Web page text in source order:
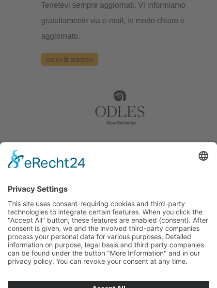
Tenetevi sempre aggiornati. Vi informiamo
gratuitamente via e-mail, in modo chiaro e
aggiornato.
Iscriviti adesso
Impressum